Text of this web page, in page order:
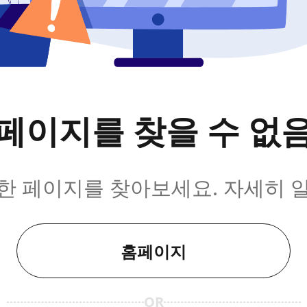
이지를 찾을 수 없
페이지를 찾아보세요. 자세히
홈페이지
OR